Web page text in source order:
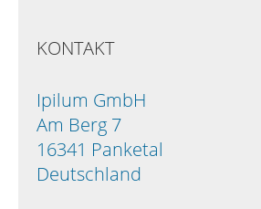
KONTAKT
Ipilum GmbH
Am Berg 7
16341 Panketal
Deutschland